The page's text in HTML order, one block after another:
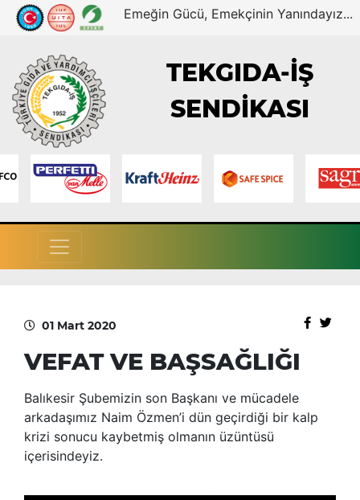
Emeğin Gücü, Emekçinin Yanındayız...
TEKGIDA-İŞ
SENDİKASI
01 Mart 2020
VEFAT VE BAŞSAĞLIĞI
Balıkesir Şubemizin son Başkanı ve mücadele
arkadaşımız Naim Özmen’i dün geçirdiği bir kalp
krizi sonucu kaybetmiş olmanın üzüntüsü
içerisindeyiz.